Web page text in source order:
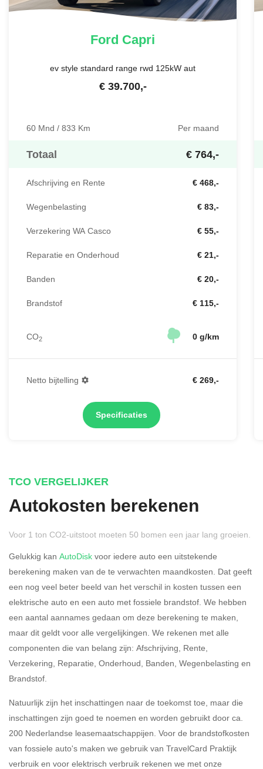
Ford Capri
ev style standard range rwd 125kW aut
€ 39.700,-
60 Mnd / 833 Km Per maand
Totaal € 764,-
Afschrijving en Rente € 468,-
Wegenbelasting € 83,-
Verzekering WA Casco € 55,-
Reparatie en Onderhoud € 21,-
Banden € 20,-
Brandstof € 115,-
CO2 0 g/km
Netto bijtelling € 269,-
Specificaties
Rijdt u meer dan 500
kilometer privé?
Ja Nee
Belastingspercentage
37,07% (Belastbaar tot €
69.399,- )
Eigen bijdrage
TCO VERGELIJKER
Autokosten berekenen
Voor 1 ton CO2-uitstoot moeten 50 bomen een jaar lang groeien.
Gelukkig kan AutoDisk voor iedere auto een uitstekende
berekening maken van de te verwachten maandkosten. Dat geeft
een nog veel beter beeld van het verschil in kosten tussen een
elektrische auto en een auto met fossiele brandstof. We hebben
een aantal aannames gedaan om deze berekening te maken,
maar dit geldt voor alle vergelijkingen. We rekenen met alle
componenten die van belang zijn: Afschrijving, Rente,
Verzekering, Reparatie, Onderhoud, Banden, Wegenbelasting en
Brandstof.
Natuurlijk zijn het inschattingen naar de toekomst toe, maar die
inschattingen zijn goed te noemen en worden gebruikt door ca.
200 Nederlandse leasemaatschappijen. Voor de brandstofkosten
van fossiele auto's maken we gebruik van TravelCard Praktijk
verbruik en voor elektrisch verbruik rekenen we met onze